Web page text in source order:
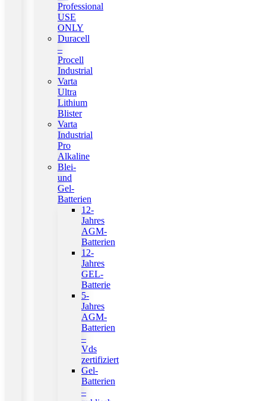
Professional
USE
ONLY
Duracell
–
Procell
Industrial
Varta
Ultra
Lithium
Blister
Varta
Industrial
Pro
Alkaline
Blei-
und
Gel-
Batterien
12-
Jahres
AGM-
Batterien
12-
Jahres
GEL-
Batterie
5-
Jahres
AGM-
Batterien
–
Vds
zertifiziert
Gel-
Batterien
–